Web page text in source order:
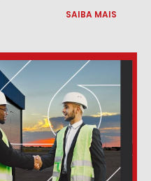
SAIBA MAIS